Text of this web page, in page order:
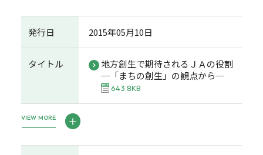
発行日 2015年05月10日
タイトル
地方創生で期待されるＪＡの役割
─「まちの創生」の観点から─
643.8KB
VIEW MORE